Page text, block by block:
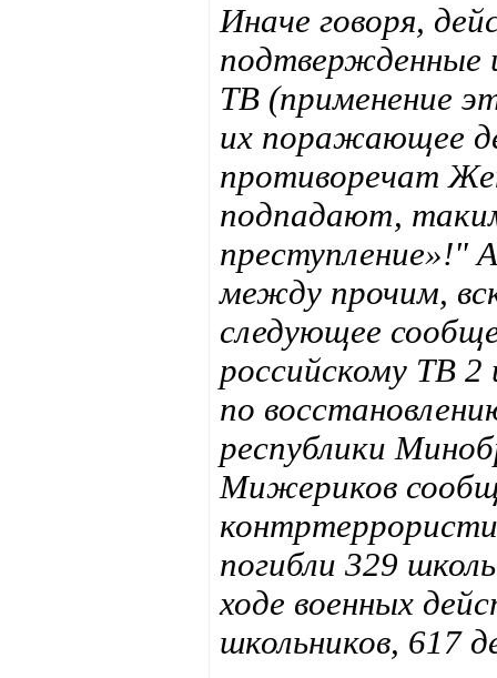
Иначе говоря,
подтвержденные
ТВ (применение
их поражающее
противоречат
подпадают,
преступление»!"
между прочим,
следующее
российскому ТВ 2
по
республики
Мижериков
погибли 329
ходе военных
школьников, 617